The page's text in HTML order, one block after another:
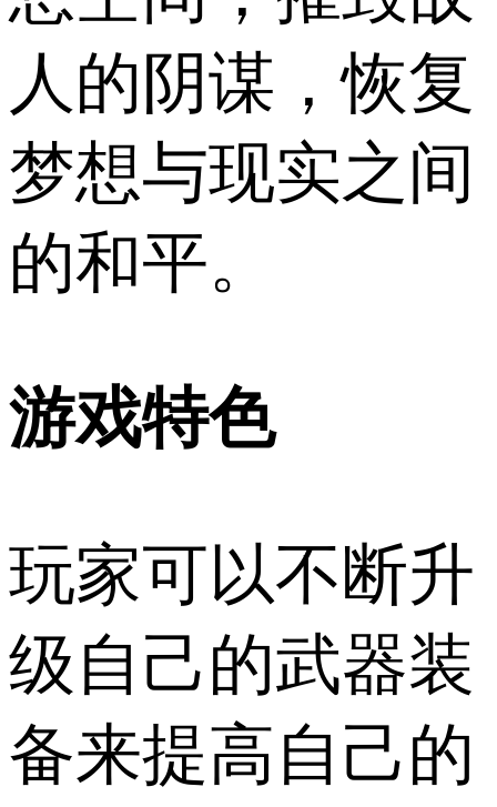
人的阴谋，恢复
梦想与现实之间
的和平。
游戏特色
玩家可以不断升
级自己的武器装
备来提高自己的